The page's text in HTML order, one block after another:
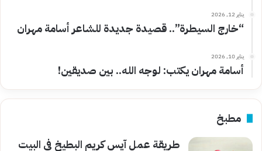
يناير 12, 2026
“خارج السيطرة”.. قصيدة جديدة للشاعر أسامة مهران
يناير 10, 2026
أسامة مهران يكتب: لوجه الله.. بين صديقين!
مطبخ
طريقة عمل آيس كريم البطيخ في البيت